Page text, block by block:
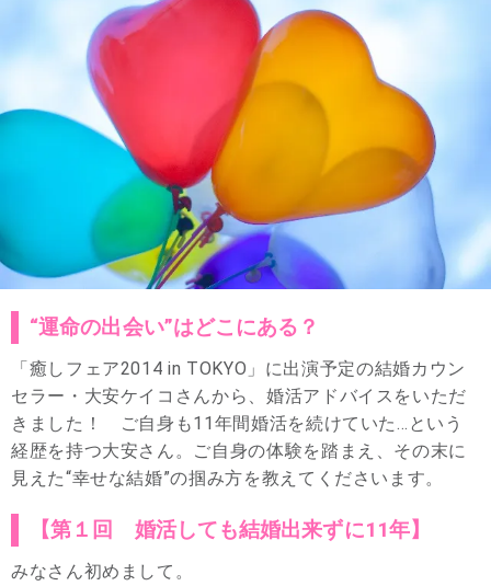
“運命の出会い”はどこにある？
「癒しフェア2014 in TOKYO」に出演予定の結婚カウン
セラー・大安ケイコさんから、婚活アドバイスをいただ
きました！ ご自身も11年間婚活を続けていた…という
経歴を持つ大安さん。ご自身の体験を踏まえ、その末に
見えた“幸せな結婚”の掴み方を教えてくださいます。
【第１回 婚活しても結婚出来ずに11年】
みなさん初めまして。